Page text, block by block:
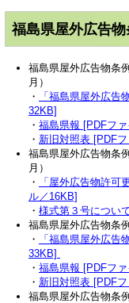
福島県屋外広告
福島県屋外広告物条
月）
・
「福島県屋外広告
32KB]
・ 福島県報 [PDFフ
・ 新旧対照表 [PDF
福島県屋外広告物条
月）
・
「屋外広告物許可
ル／16KB]
・ 様式第３号につい
福島県屋外広告物条
​​・
「福島県屋外広告
33KB]
・ 福島県報 [PDFフ
・ 新旧対照表 [PDF
福島県屋外広告物条